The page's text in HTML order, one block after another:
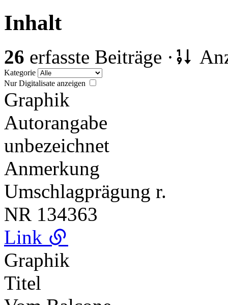
Inhalt
26 erfasste Beiträge ·
Kategorie
Nur Digitalisate anzeigen
Graphik
Autorangabe
unbezeichnet
Anmerkung
Umschlagprägung r.
NR 134363
Link
Graphik
Titel